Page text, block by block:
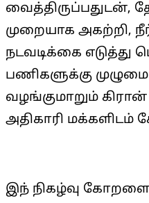
வைத்திருப்பதுடன்,
முறையாக அகற்றி,
நடவடிக்கை எடுத்து
பணிகளுக்கு
வழங்குமாறும்
அதிகாரி மக்களிடம்
இந் நிகழ்வு